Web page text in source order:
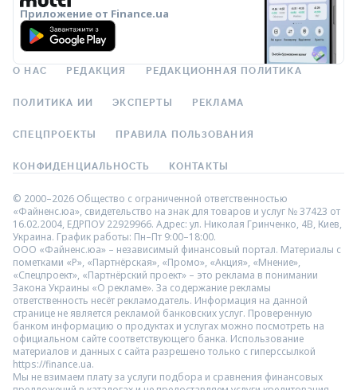
Приложение от Finance.ua
О НАС РЕДАКЦИЯ РЕДАКЦИОННАЯ ПОЛИТИКА
ПОЛИТИКА ИИ ЭКСПЕРТЫ РЕКЛАМА
СПЕЦПРОЕКТЫ ПРАВИЛА ПОЛЬЗОВАНИЯ
КОНФИДЕНЦИАЛЬНОСТЬ КОНТАКТЫ
© 2000–2026 Общество с ограниченной ответственностью
«Файненс.юа», свидетельство на знак для товаров и услуг № 37423 от
16.02.2004, ЕДРПОУ 22929966. Адрес: ул. Николая Гринченко, 4В, Киев,
Украина. График работы: Пн–Пт 9:00–18:00.
ООО «Файненс.юа» – независимый финансовый портал. Материалы с
пометками «Р», «Партнёрская», «Промо», «Акция», «Мнение»,
«Спецпроект», «Партнёрский проект» – это реклама в понимании
Закона Украины «О рекламе». За содержание рекламы
ответственность несёт рекламодатель. Информация на данной
странице не является рекламой банковских услуг. Проверенную
банком информацию о продуктах и услугах можно посмотреть на
официальном сайте соответствующего банка. Использование
материалов и данных с сайта разрешено только с гиперссылкой
https://finance.ua.
Мы не взимаем плату за услуги подбора и сравнения финансовых